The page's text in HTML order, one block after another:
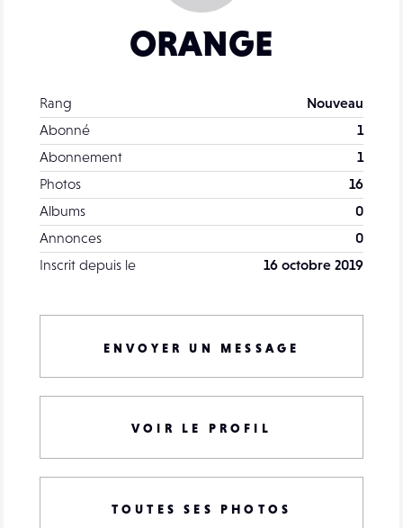
ORANGE
Rang
Nouveau
Abonné
1
Abonnement
1
Photos
16
Albums
0
Annonces
0
Inscrit depuis le
16 octobre 2019
ENVOYER UN MESSAGE
VOIR LE PROFIL
TOUTES SES PHOTOS